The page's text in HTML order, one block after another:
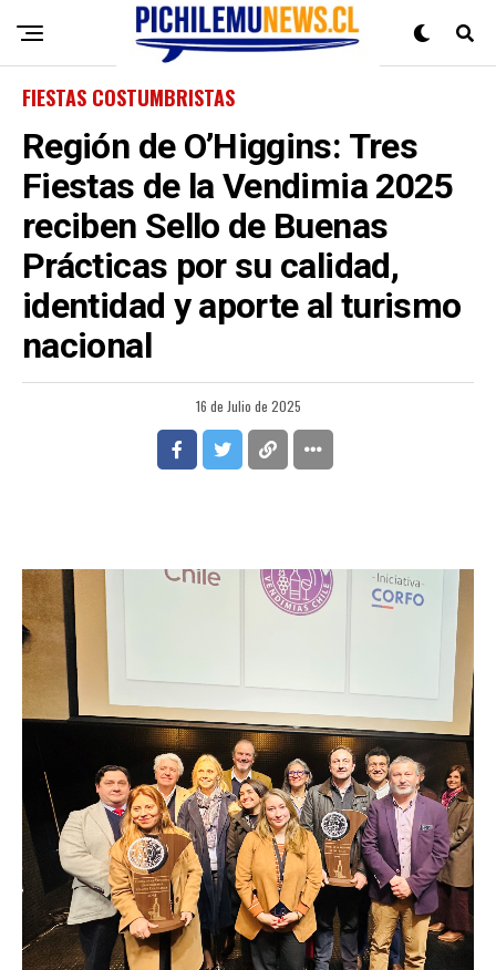
FIESTAS COSTUMBRISTAS
Región de O’Higgins: Tres
Fiestas de la Vendimia 2025
reciben Sello de Buenas
Prácticas por su calidad,
identidad y aporte al turismo
nacional
16 de Julio de 2025